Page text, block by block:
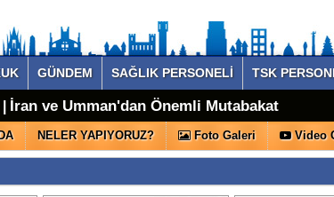
GÜNDEM SAĞLIK PERSONELİ TSK
İran ve Umman'dan Önemli Mutabakat
|Öğretmenler Rotasyonu Bekliyor!
NELER YAPIYORUZ? Foto Galeri Video